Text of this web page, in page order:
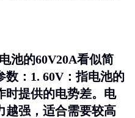
池的60V20A看似简
数：1. 60V：指电池的
时提供的电势差。电
越强，适合需要较高